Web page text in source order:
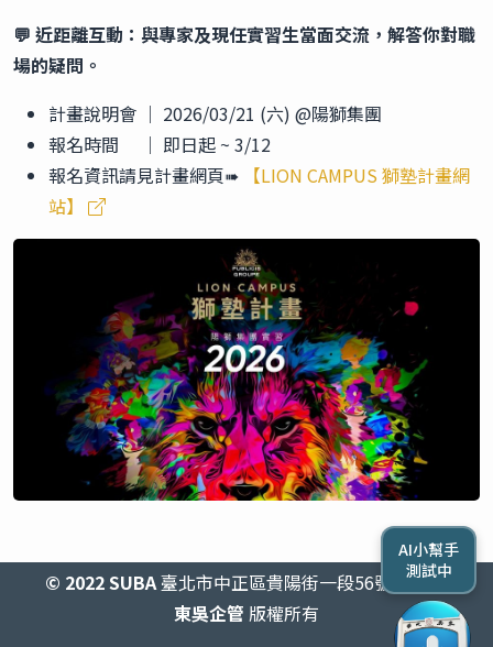
💬 近距離互動：與專家及現任實習生當面交流，解答你對職
場的疑問。
計畫說明會 ｜ 2026/03/21 (六) @陽獅集團
報名時間 ｜ 即日起 ~ 3/12
報名資訊請見計畫網頁➠ 【LION CAMPUS 獅塾計畫網
站】
© 2022 SUBA臺北市中正區貴陽街一段56號2438室
東吳企管 版權所有
AI小幫手
測試中